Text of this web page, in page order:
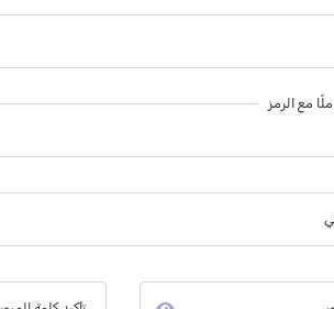
مع الرمز